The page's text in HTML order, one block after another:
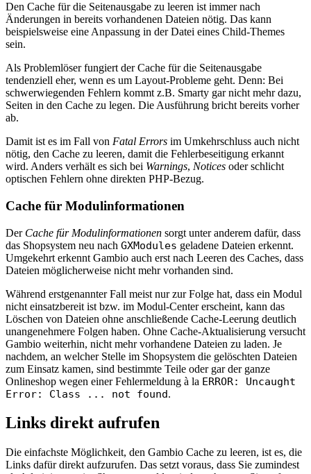
Den Cache für die Seitenausgabe zu leeren ist immer nach
Änderungen in bereits vorhandenen Dateien nötig. Das kann
beispielsweise eine Anpassung in der Datei eines Child-Themes
sein.
Als Problemlöser fungiert der Cache für die Seitenausgabe
tendenziell eher, wenn es um Layout-Probleme geht. Denn: Bei
schwerwiegenden Fehlern kommt z.B. Smarty gar nicht mehr dazu,
Seiten in den Cache zu legen. Die Ausführung bricht bereits vorher
ab.
Damit ist es im Fall von Fatal Errors im Umkehrschluss auch nicht
nötig, den Cache zu leeren, damit die Fehlerbeseitigung erkannt
wird. Anders verhält es sich bei Warnings, Notices oder schlicht
optischen Fehlern ohne direkten PHP-Bezug.
Cache für Modulinformationen
Der Cache für Modulinformationen sorgt unter anderem dafür, dass
das Shopsystem neu nach GXModules geladene Dateien erkennt.
Umgekehrt erkennt Gambio auch erst nach Leeren des Caches, dass
Dateien möglicherweise nicht mehr vorhanden sind.
Während erstgenannter Fall meist nur zur Folge hat, dass ein Modul
nicht einsatzbereit ist bzw. im Modul-Center erscheint, kann das
Löschen von Dateien ohne anschließende Cache-Leerung deutlich
unangenehmere Folgen haben. Ohne Cache-Aktualisierung versucht
Gambio weiterhin, nicht mehr vorhandene Dateien zu laden. Je
nachdem, an welcher Stelle im Shopsystem die gelöschten Dateien
zum Einsatz kamen, sind bestimmte Teile oder gar der ganze
Onlineshop wegen einer Fehlermeldung à la ERROR: Uncaught
Error: Class ... not found.
Links direkt aufrufen
Die einfachste Möglichkeit, den Gambio Cache zu leeren, ist es, die
Links dafür direkt aufzurufen. Das setzt voraus, dass Sie zumindest